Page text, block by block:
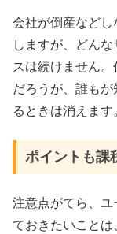
会社が倒産など
しますが、どん
スは続けません
だろうが、誰もが
るときは消えます
ポイントも課
注意点がてら、
ておきたいこと